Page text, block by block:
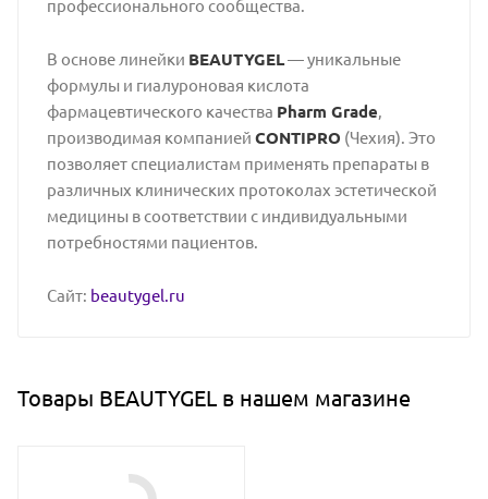
профессионального сообщества.
В основе линейки BEAUTYGEL— уникальные
формулы и гиалуроновая кислота
фармацевтического качества Pharm Grade,
производимая компанией CONTIPRO (Чехия). Это
позволяет специалистам применять препараты в
различных клинических протоколах эстетической
медицины в соответствии с индивидуальными
потребностями пациентов.
Сайт: beautygel.ru
Товары BEAUTYGEL в нашем магазине